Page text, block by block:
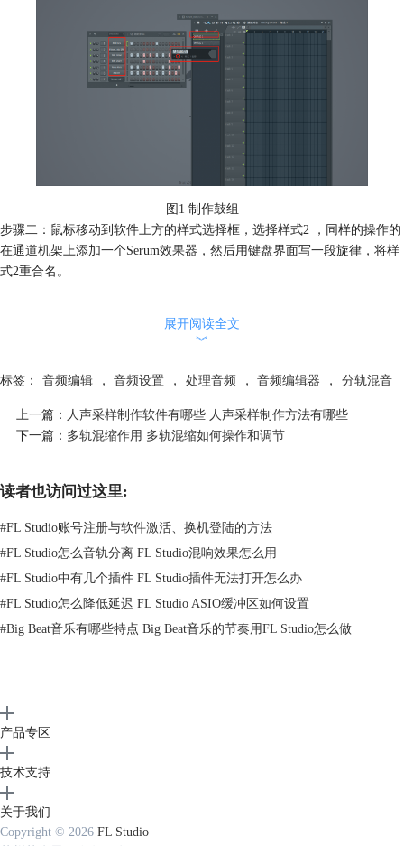
图1 制作鼓组
步骤二：鼠标移动到软件上方的样式选择框，选择样式2 ，同样的操作的
在通道机架上添加一个Serum效果器 ，然后用键盘界面写一段旋律，将样
式2重合名。
图2 制作旋律
拖到软件工作窗口，音频文件就导入到软件中了，接下来同样的操作可以
添加不同的素材。
步骤四：分配素材，这时我们在软件上就添加好若干个素材了。鼠标左键
按住刚才准备好的素材将其拖入到音轨上，再调整到合适的位置。
展开阅读全文
︾
标签： 音频编辑 ， 音频设置 ， 处理音频 ， 音频编辑器 ， 分轨混音
上一篇： 人声采样制作软件有哪些 人声采样制作方法有哪些
下一篇： 多轨混缩作用 多轨混缩如何操作和调节
读者也访问过这里:
#FL Studio账号注册与软件激活、换机登陆的方法
#FL Studio怎么音轨分离 FL Studio混响效果怎么用
#FL Studio中有几个插件 FL Studio插件无法打开怎么办
#FL Studio怎么降低延迟 FL Studio ASIO缓冲区如何设置
#Big Beat音乐有哪些特点 Big Beat音乐的节奏用FL Studio怎么做
产品专区
技术支持
关于我们
Copyright © 2026 FL Studio